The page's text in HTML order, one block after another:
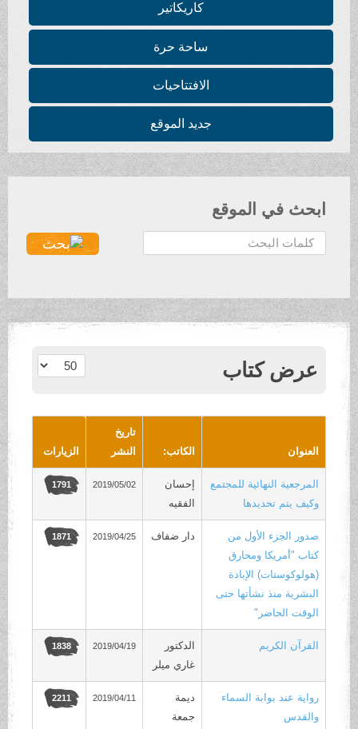
كاريكاتير
ساحة حرة
الافتتاحيات
جديد الموقع
ابحث في الموقع
ح
ث
.
عرض كتاب عدد الإظهارات:
العنوان الكاتب:
تاريخ
النشر
الزيارات
المرجعية النهائية للمجتمع
وكيف يتم تحديدها
إحسان
الفقيه
2019/05/02
1791
صدور الجزء الأول من
كتاب "أمريكا ومحارق
(هولوكوستات) الإبادة
البشرية منذ نشأتها حتى
الوقت الحاضر"
دار ضفاف 2019/04/25
1871
القرآن الكريم
الدكتور
غاري ميلر
2019/04/19
1838
رواية عند بوابة السماء
والقدس
ديمة
جمعة
2019/04/11
2211